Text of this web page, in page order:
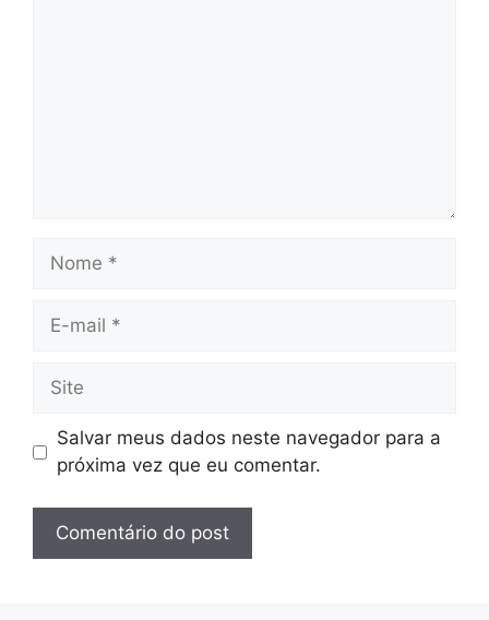
Nome
Site
Salvar meus dados neste navegador para a
próxima vez que eu comentar.